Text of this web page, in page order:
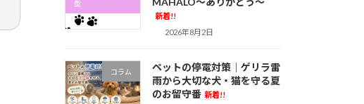
型
新着!!
2026年8月2日
コラム
ペットの停電対策｜ゲリラ雷
雨から大切な犬・猫を守る夏
のお留守番 新着!!